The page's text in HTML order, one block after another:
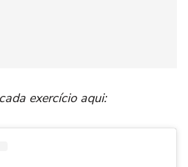
exercício aqui: